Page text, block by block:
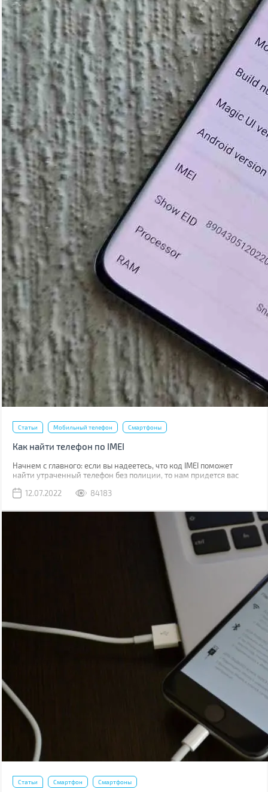
Статьи Мобильный телефон Смартфоны
Как найти телефон по IMEI
Начнем с главного: если вы надеетесь, что код IMEI поможет
найти утраченный телефон без полиции, то нам придется вас
поможет абсолютно. Если его украли, IMEI стоит сообщить
12.07.2022 84183
Статьи Смартфон Смартфоны